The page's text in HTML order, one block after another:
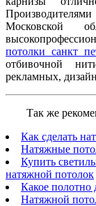
Московской
потолки санкт
отбивочной
рекламных,
Так же
Как сделать
Натяжные
Купить
натяжной потолок
Какое полотно
Натяжной